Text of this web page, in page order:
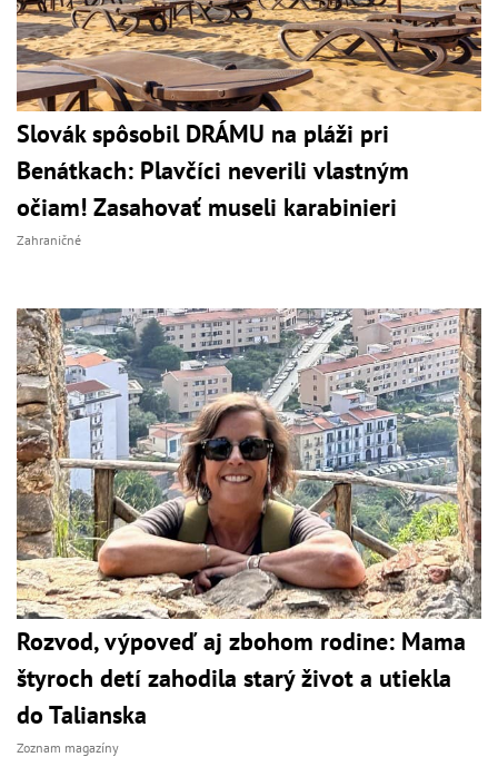
Slovák spôsobil DRÁMU na pláži pri
Benátkach: Plavčíci neverili vlastným
očiam! Zasahovať museli karabinieri
Zahraničné
Rozvod, výpoveď aj zbohom rodine: Mama
štyroch detí zahodila starý život a utiekla
do Talianska
Zoznam magazíny